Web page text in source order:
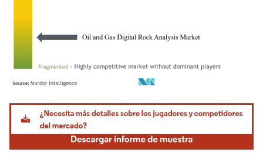
Imagen © Mordor Intelligence. El uso requiere atribución según CC BY 4.0.